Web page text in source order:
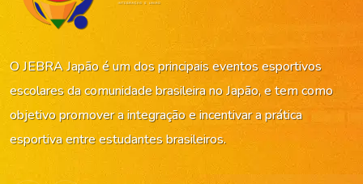
O JEBRA Japão é um dos principais eventos esportivos
escolares da comunidade brasileira no Japão, e tem como
objetivo promover a integração e incentivar a prática
esportiva entre estudantes brasileiros.